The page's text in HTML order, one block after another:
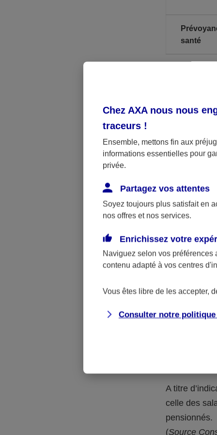
santé
** PASS :
imposable
En outre, à
catégorie
taux en
Pourquoi
Plus
A titre
celle des
pensionnés.
(Source
Chez AXA nous nous
traceurs !
Ensemble, mettons fin aux
informations essentielles pour
privée.
Partagez vos attentes
Soyez toujours plus satisfait en
nos offres et nos services.
Enrichissez votre
Naviguez selon vos préférences
contenu adapté à vos centres
Vous êtes libre de les accepter,
Consulter notre politique